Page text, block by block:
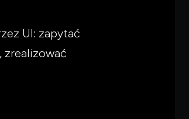
UI: zapytać
zrealizować